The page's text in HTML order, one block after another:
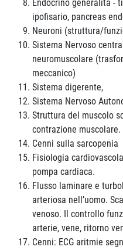
Endocrino generalità -
ipofisario, pancreas
Neuroni (struttura/
Sistema Nervoso
neuromuscolare
meccanico)
Sistema digerente,
Sistema Nervoso
Struttura del muscolo
contrazione muscolare.
Cenni sulla sarcopenia
Fisiologia
pompa cardiaca.
Flusso laminare e
arteriosa nell’uomo.
venoso. Il controllo
arterie, vene, ritorno
Cenni: ECG aritmie